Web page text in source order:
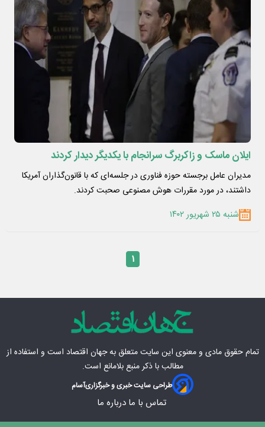
ایلان ماسک و زاکربرگ سرانجام با یکدیگر دیدار کردند
مدیران عامل برجسته حوزه فناوری در جلسه‌ای که با قانون‌گذاران آمریکا
داشتند، در مورد مقررات هوش مصنوعی صحبت کردند.
شنبه ۲۵ شهریور ۱۴۰۲
۱
تمام حقوق مادی‌ و معنوی این سایت متعلق بهجهان اقتصاد است و استفاده از
مطالب با ذکر منبع بلامانع است.
طراحی سایت خبری و خبرگزاریآسام
تماس با ما درباره ما